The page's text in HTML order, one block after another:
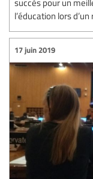
l’éducation lors
17 juin 2019